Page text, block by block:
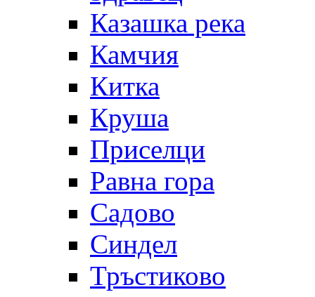
Казашка река
Камчия
Китка
Круша
Приселци
Равна гора
Садово
Синдел
Тръстиково